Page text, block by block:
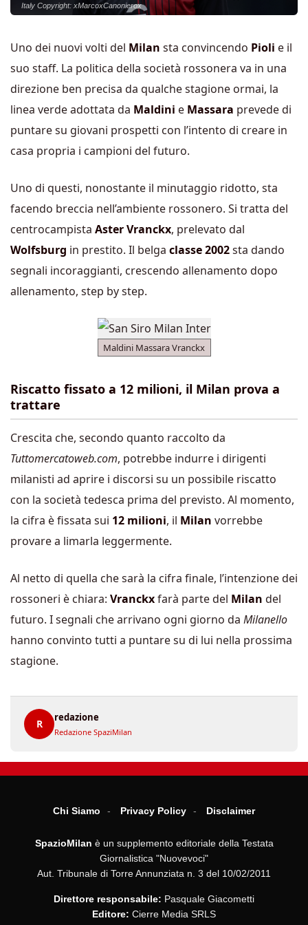
Italy Copyright: xMarcoxCanonierox
Uno dei nuovi volti del Milan sta convincendo Pioli e il
suo staff. La politica della società rossonera va in una
direzione ben precisa da qualche stagione ormai, la
linea verde adottata da Maldini e Massara prevede di
puntare su giovani prospetti con l’intento di creare in
casa propria i campioni del futuro.
Uno di questi, nonostante il minutaggio ridotto, sta
facendo breccia nell’ambiente rossonero. Si tratta del
centrocampista Aster Vranckx, prelevato dal
Wolfsburg in prestito. Il belga classe 2002sta dando
segnali incoraggianti, crescendo allenamento dopo
allenamento, step by step.
Maldini Massara Vranckx
Riscatto fissato a 12 milioni, il Milan prova a
trattare
Crescita che, secondo quanto raccolto da
Tuttomercatoweb.com, potrebbe indurre i dirigenti
milanisti ad aprire i discorsi su un possibile riscatto
con la società tedesca prima del previsto. Al momento,
la cifra è fissata sui 12 milioni, il Milan vorrebbe
provare a limarla leggermente.
Al netto di quella che sarà la cifra finale, l’intenzione dei
rossoneri è chiara: Vranckxfarà parte del Milan del
futuro. I segnali che arrivano ogni giorno da Milanello
hanno convinto tutti a puntare su di lui nella prossima
stagione.
R
redazione
Redazione SpaziMilan
Chi Siamo Privacy Policy Disclaimer
SpazioMilan è un supplemento editoriale della Testata
Giornalistica "Nuovevoci"
Aut. Tribunale di Torre Annunziata n. 3 del 10/02/2011
Direttore responsabile: Pasquale Giacometti
Editore: Cierre Media SRLS